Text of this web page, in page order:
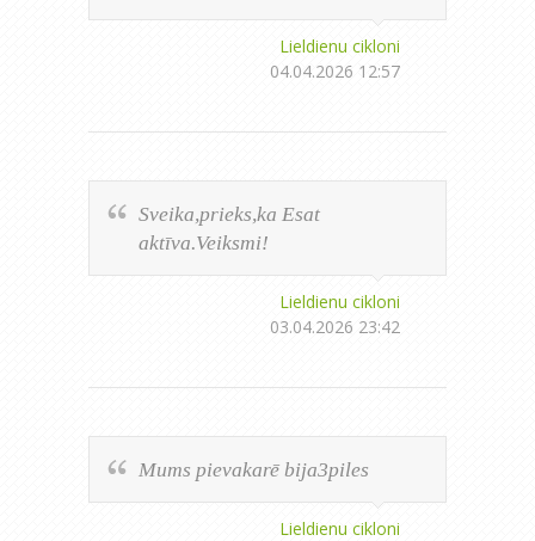
Lieldienu cikloni
04.04.2026 12:57
Sveika,prieks,ka Esat
aktīva.Veiksmi!
Lieldienu cikloni
03.04.2026 23:42
Mums pievakarē bija3piles
Lieldienu cikloni